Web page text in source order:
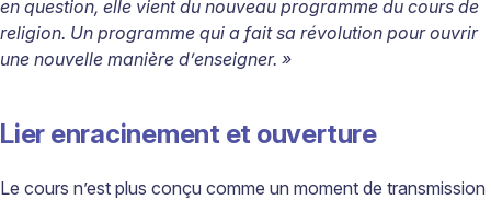
en question, elle vient du nouveau programme du cours de
religion. Un programme qui a fait sa révolution pour ouvrir
une nouvelle manière d’enseigner. »
Lier enracinement et ouverture
Le cours n’est plus conçu comme un moment de transmission